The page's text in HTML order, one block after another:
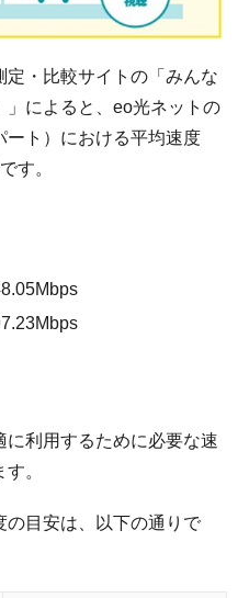
・比較サイトの「みんな
によると、eo光ネットの
ート）における平均速度
す。
利用するために必要な速
。
の目安は、以下の通りで